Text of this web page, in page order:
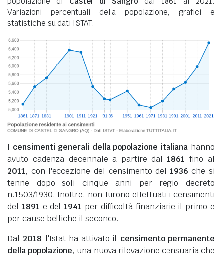
Variazioni percentuali della popolazione, grafici e
statistiche su dati ISTAT.
I censimenti generali della popolazione italiana hanno
avuto cadenza decennale a partire dal1861 fino al
2011, con l'eccezione del censimento del 1936 che si
tenne dopo soli cinque anni per regio decreto
n.1503/1930. Inoltre, non furono effettuati i censimenti
del 1891 e del1941 per difficoltà finanziarie il primo e
per cause belliche il secondo.
Dal 2018 l'Istat ha attivato il censimento permanente
della popolazione, una nuova rilevazione censuaria che